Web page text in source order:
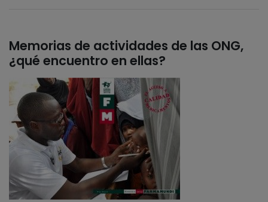
Memorias de actividades de las ONG,
¿qué encuentro en ellas?